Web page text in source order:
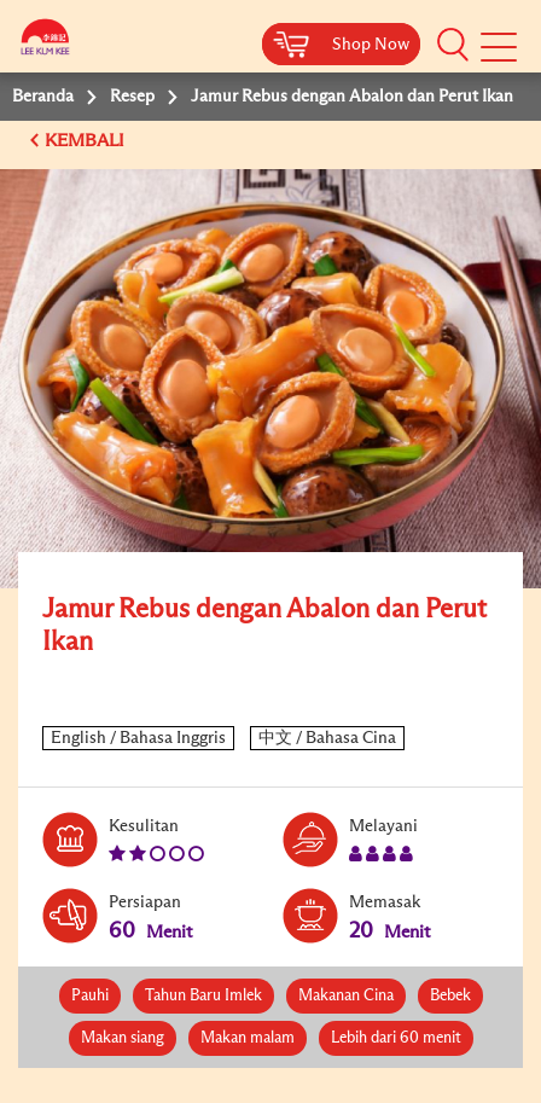
Shop Now
Shop Now
Beranda Resep Jamur Rebus dengan Abalon dan Perut Ikan
KEMBALI
Jamur Rebus dengan Abalon dan Perut
Ikan
Kesulitan Melayani
Persiapan
60 Menit
Memasak
20 Menit
Pauhi Tahun Baru Imlek Makanan Cina Bebek
Makan siang Makan malam Lebih dari 60 menit